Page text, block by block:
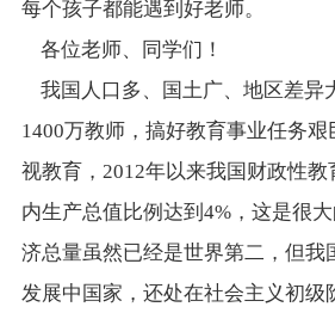
每个孩子都能遇到好老师。
各位老师、同学们！
我国人口多、国土广、地区差异
1400万教师，搞好教育事业任务
视教育，2012年以来我国财政性教
内生产总值比例达到4%，这是很
济总量虽然已经是世界第二，但我
发展中国家，还处在社会主义初级